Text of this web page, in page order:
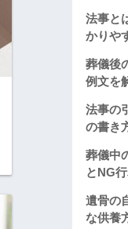
法事と
かりや
葬儀後
例文を
法事の
の書き
葬儀中
とNG
遺骨の
な供養